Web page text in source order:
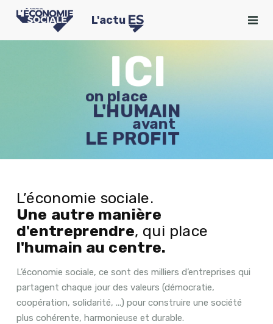
L'actu
ICI
on place
L'HUMAIN
avant
LE PROFIT
L’économie sociale.
Une autre manière
d'entreprendre, qui place
l'humain au centre.
L’économie sociale, ce sont des milliers d’entreprises qui
partagent chaque jour des valeurs (démocratie,
coopération, solidarité, ...) pour construire une société
plus cohérente, harmonieuse et durable.